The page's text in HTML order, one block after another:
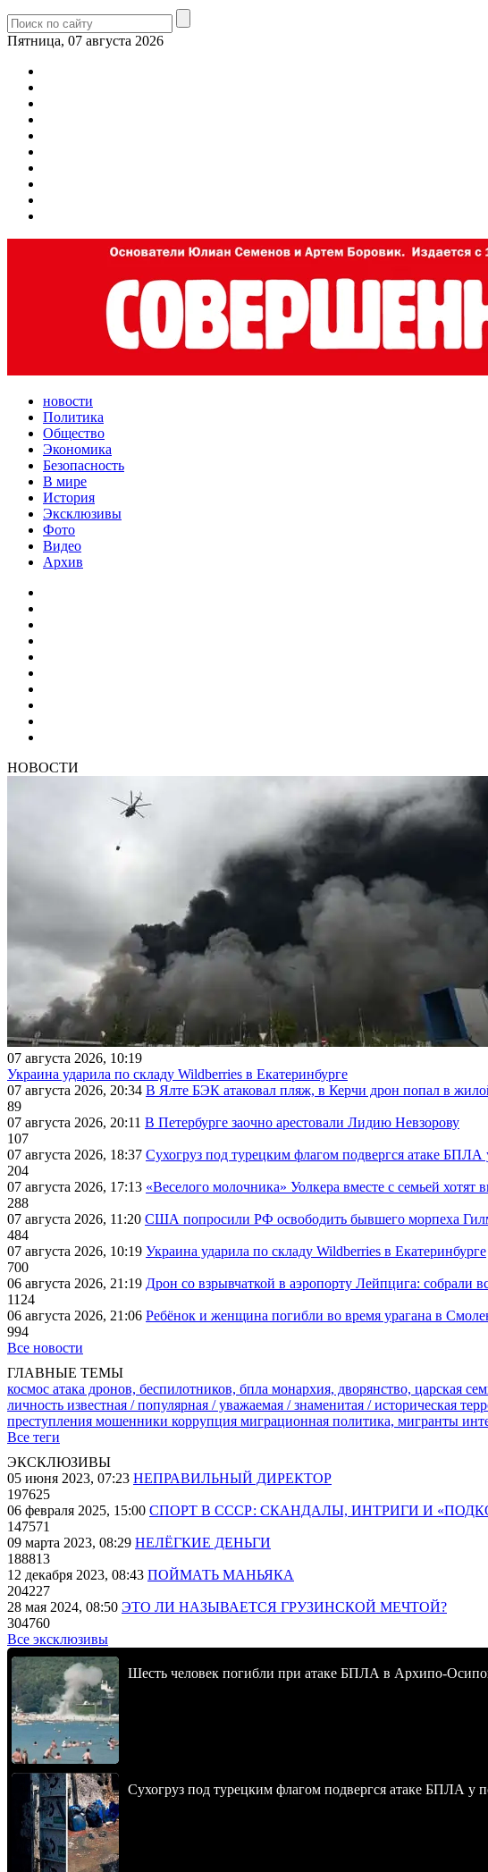
Пятница, 07 августа 2026
новости
Политика
Общество
Экономика
Безопасность
В мире
История
Эксклюзивы
Фото
Видео
Архив
НОВОСТИ
07 августа 2026, 10:19
Украина ударила по складу Wildberries в Екатеринбурге
07 августа 2026, 20:34 В Ялте БЭК атаковал пляж, в Керчи дрон попал в
89
07 августа 2026, 20:11 В Петербурге заочно арестовали Лидию Невзорову
107
07 августа 2026, 18:37 Сухогруз под турецким флагом подвергся атаке БПЛА
204
07 августа 2026, 17:13 «Веселого молочника» Уолкера вместе с семьей хотят
288
07 августа 2026, 11:20 США попросили РФ освободить бывшего морпеха
484
07 августа 2026, 10:19 Украина ударила по складу Wildberries в Екатеринбурге
700
06 августа 2026, 21:19 Дрон со взрывчаткой в аэропорту Лейпцига: собрали
1124
06 августа 2026, 21:06 Ребёнок и женщина погибли во время урагана в
994
Все новости
ГЛАВНЫЕ ТЕМЫ
космос атака дронов, беспилотников, бпла монархия, дворянство, царская
личность известная / популярная / уважаемая / знаменитая / историческая
преступления мошенники коррупция миграционная политика, мигранты
Все теги
ЭКСКЛЮЗИВЫ
05 июня 2023, 07:23 НЕПРАВИЛЬНЫЙ ДИРЕКТОР
197625
06 февраля 2025, 15:00 СПОРТ В СССР: СКАНДАЛЫ, ИНТРИГИ И
147571
09 марта 2023, 08:29 НЕЛЁГКИЕ ДЕНЬГИ
188813
12 декабря 2023, 08:43 ПОЙМАТЬ МАНЬЯКА
204227
28 мая 2024, 08:50 ЭТО ЛИ НАЗЫВАЕТСЯ ГРУЗИНСКОЙ МЕЧТОЙ?
304760
Все эксклюзивы
Шесть человек погибли при атаке БПЛА в Архипо-
Сухогруз под турецким флагом подвергся атаке БПЛА у